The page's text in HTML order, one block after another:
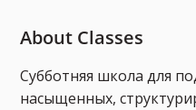
About Classes
Субботняя школа для
насыщенных,